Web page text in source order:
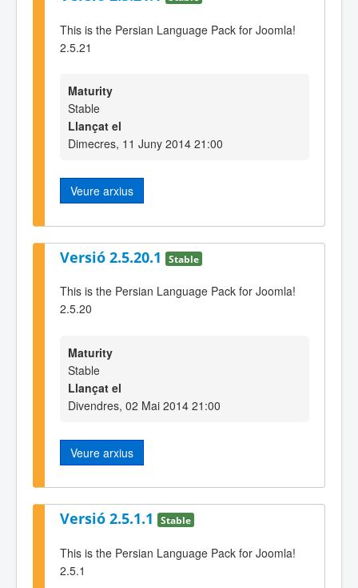
This is the Persian Language Pack for Joomla!
2.5.21
Maturity
Stable
Llançat el
Dimecres, 11 Juny 2014 21:00
Veure arxius
Versió 2.5.20.1 Stable
This is the Persian Language Pack for Joomla!
2.5.20
Maturity
Stable
Llançat el
Divendres, 02 Mai 2014 21:00
Veure arxius
Versió 2.5.1.1 Stable
This is the Persian Language Pack for Joomla!
2.5.1